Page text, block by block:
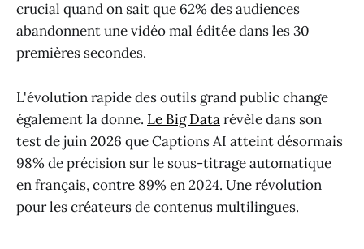
crucial quand on sait que 62% des audiences
abandonnent une vidéo mal éditée dans les 30
premières secondes.
L'évolution rapide des outils grand public change
également la donne. Le Big Datarévèle dans son
test de juin 2026 que Captions AI atteint désormais
98% de précision sur le sous-titrage automatique
en français, contre 89% en 2024. Une révolution
pour les créateurs de contenus multilingues.